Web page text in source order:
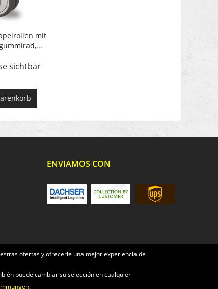
mit
sichtbar
ENVIAMOS CON
ofertas y ofrecerle una mejor experiencia de
puede cambiar su selección en cualquier